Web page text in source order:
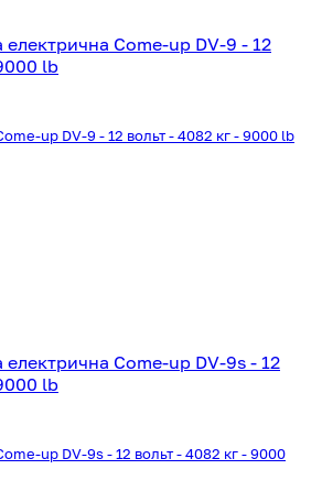
up DV-9 - 12 вольт - 4082 кг - 9000 lb
up DV-9s - 12 вольт - 4082 кг - 9000